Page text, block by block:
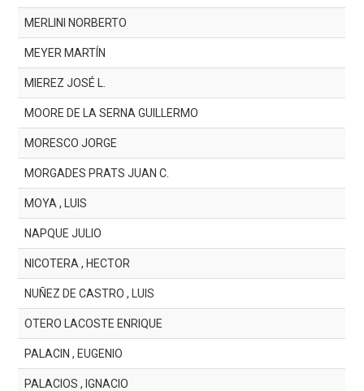
MERLINI NORBERTO
MEYER MARTÍN
MIEREZ JOSÉ L.
MOORE DE LA SERNA GUILLERMO
MORESCO JORGE
MORGADES PRATS JUAN C.
MOYA , LUIS
NAPQUE JULIO
NICOTERA , HECTOR
NUÑEZ DE CASTRO , LUIS
OTERO LACOSTE ENRIQUE
PALACIN , EUGENIO
PALACIOS , IGNACIO